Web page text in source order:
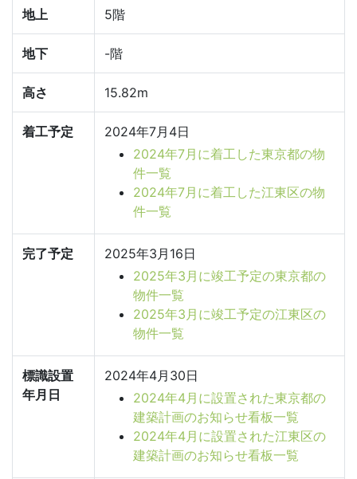
地上 5階
地下 -階
高さ 15.82m
着工予定
2024年7月4日
2024年7月に着工した東京都の物
件一覧
2024年7月に着工した江東区の物
件一覧
完了予定
2025年3月16日
2025年3月に竣工予定の東京都の
物件一覧
2025年3月に竣工予定の江東区の
物件一覧
標識設置
年月日
2024年4月30日
2024年4月に設置された東京都の
建築計画のお知らせ看板一覧
2024年4月に設置された江東区の
建築計画のお知らせ看板一覧